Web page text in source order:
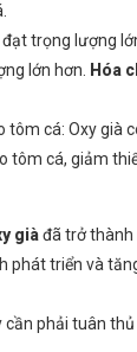
trọng lượng
lớn hơn. Hóa
tôm cá: Oxy già
tôm cá, giảm
giàđã trở thành
phát triển và
phải tuân